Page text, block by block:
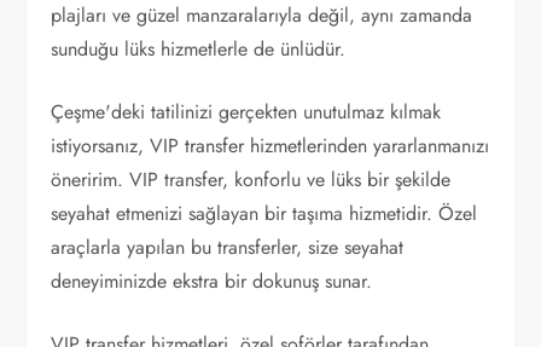
plajları ve güzel manzaralarıyla değil, aynı zamanda
sunduğu lüks hizmetlerle de ünlüdür.
Çeşme'deki tatilinizi gerçekten unutulmaz kılmak
istiyorsanız, VIP transfer hizmetlerinden yararlanmanızı
öneririm. VIP transfer, konforlu ve lüks bir şekilde
seyahat etmenizi sağlayan bir taşıma hizmetidir. Özel
araçlarla yapılan bu transferler, size seyahat
deneyiminizde ekstra bir dokunuş sunar.